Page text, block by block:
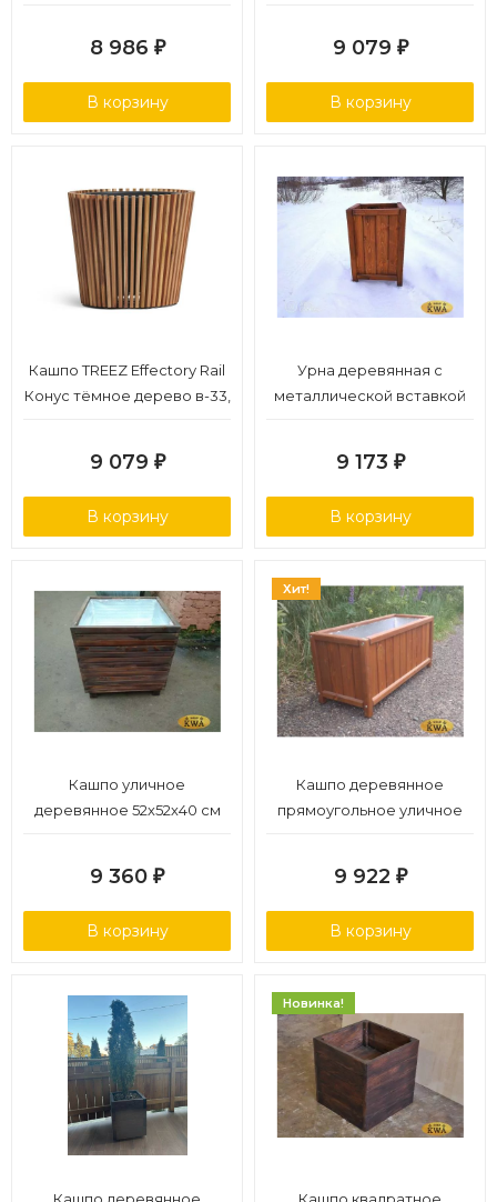
8 986 ₽
В корзину
9 079 ₽
В корзину
Кашпо TREEZ Effectory Rail
Конус тёмное дерево в-33,
9 079 ₽
В корзину
Урна деревянная с
металлической вставкой
9 173 ₽
В корзину
Кашпо уличное
деревянное 52х52х40 см
9 360 ₽
В корзину
Хит!
Кашпо деревянное
прямоугольное уличное
9 922 ₽
В корзину
Новинка!